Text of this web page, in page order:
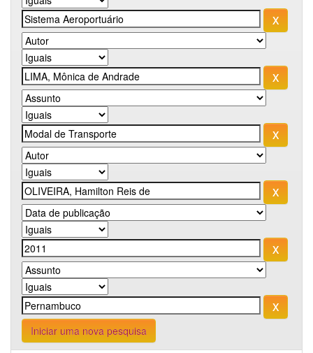
Iniciar uma nova pesquisa